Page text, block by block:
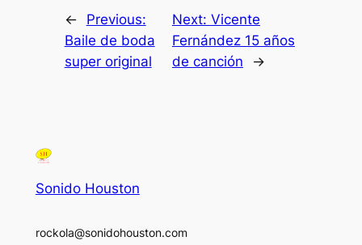
←
Previous:
Baile de boda
super original
Next: Vicente
Fernández 15 años
de canción
→
Sonido Houston
rockola@sonidohouston.com